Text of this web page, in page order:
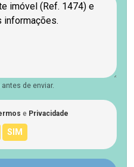
de enviar.
e Privacidade